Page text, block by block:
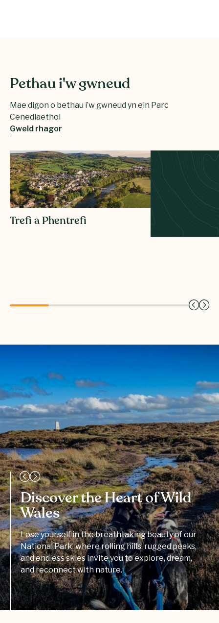
Pethau i'w gwneud
Mae digon o bethau i’w gwneud yn ein Parc
Cenedlaethol
Gweld rhagor
Trefi a Phentrefi
Discover the Heart of Wild
Wales
Lose yourself in the breathtaking beauty of our
National Park, where rolling hills, rugged peaks,
and endless skies invite you to explore, dream,
and reconnect with nature.